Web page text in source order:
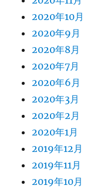
2020年10月
2020年9月
2020年8月
2020年7月
2020年6月
2020年3月
2020年2月
2020年1月
2019年12月
2019年11月
2019年10月